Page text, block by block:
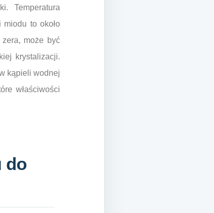
Temperatura
to około
może być
krystalizacji.
kąpieli wodnej
właściwości
do